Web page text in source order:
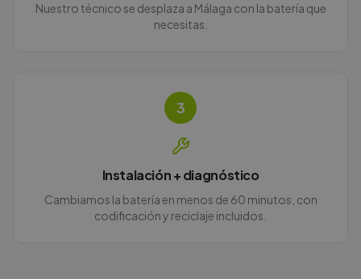
Nuestro técnico se desplaza a Málaga con la batería que
necesitas.
3
Instalación + diagnóstico
Cambiamos la batería en menos de 60 minutos, con
codificación y reciclaje incluidos.